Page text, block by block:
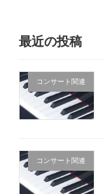
最近の投稿
コンサート関連
コンサート関連